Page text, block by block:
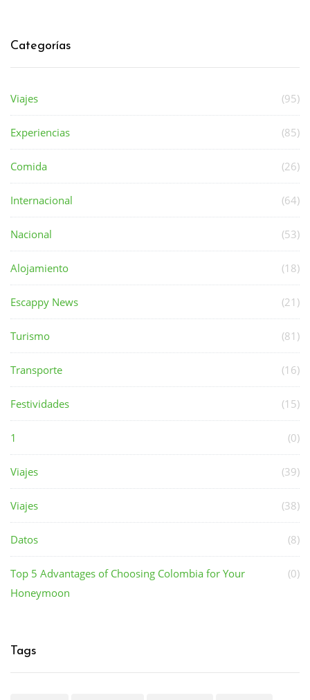
Categorías
Viajes (95)
Experiencias (85)
Comida (26)
Internacional (64)
Nacional (53)
Alojamiento (18)
Escappy News (21)
Turismo (81)
Transporte (16)
Festividades (15)
1 (0)
Viajes (39)
Viajes (38)
Datos (8)
Top 5 Advantages of Choosing Colombia for Your
Honeymoon
(0)
Tags